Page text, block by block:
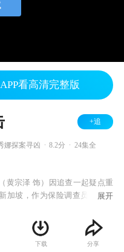
看高清完整版
+追
娜探案寻凶 8.2分 24集全
黄宗泽 饰）因追查一起疑点重
加坡，作为保险调查员的女友
秀娜 饰）正带领特警队，捣毁
，并意外发现一具女性尸体，
孪生妹妹梁曦，晓晨悲痛欲
展开
下载 分享